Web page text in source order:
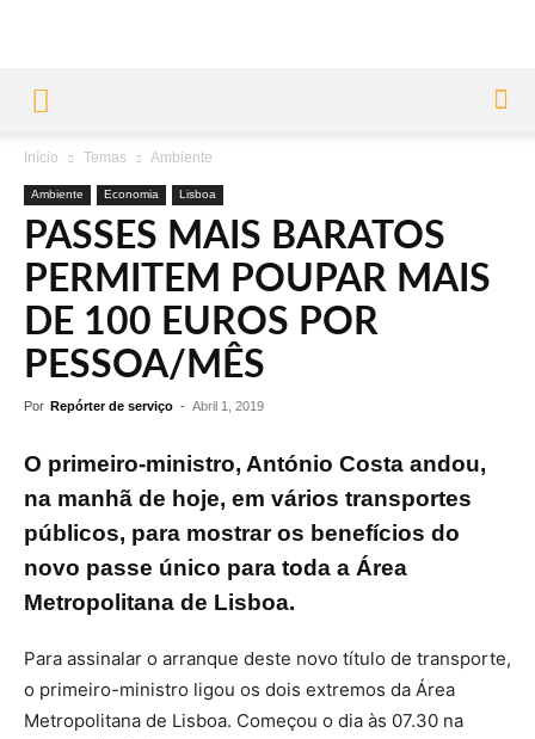
Início Temas Ambiente
Ambiente Economia Lisboa
PASSES MAIS BARATOS
PERMITEM POUPAR MAIS
DE 100 EUROS POR
PESSOA/MÊS
Por Repórter de serviço - Abril 1, 2019
O primeiro-ministro, António Costa andou,
na manhã de hoje, em vários transportes
públicos, para mostrar os benefícios do
novo passe único para toda a Área
Metropolitana de Lisboa.
Para assinalar o arranque deste novo título de transporte,
o primeiro-ministro ligou os dois extremos da Área
Metropolitana de Lisboa. Começou o dia às 07.30 na